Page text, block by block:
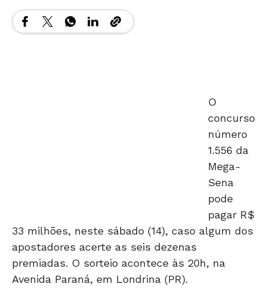
concurso
número
1.556 da
Mega-
Sena
pode
pagar R$
33 milhões, neste sábado (14), caso algum dos
apostadores acerte as seis dezenas
premiadas. O sorteio acontece às 20h, na
Avenida Paraná, em Londrina (PR).